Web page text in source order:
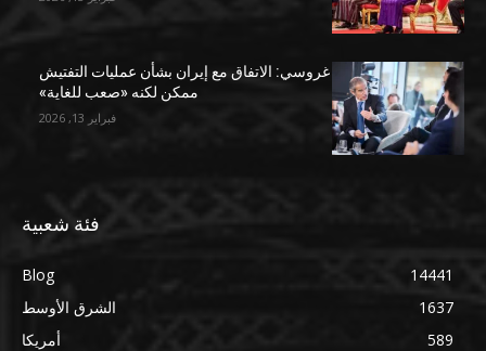
غروسي: الاتفاق مع إيران بشأن عمليات التفتيش
ممكن لكنه «صعب للغاية»
فبراير 13, 2026
فئة شعبية
Blog
14441
الشرق الأوسط
1637
أمريكا
589